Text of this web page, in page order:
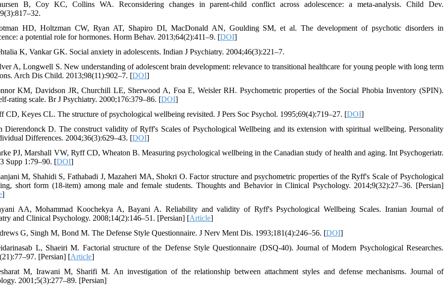
B, Coy KC, Collins WA. Reconsidering changes in parent-child conflict across adolescence: a meta-analysis. Child Dev.
HD, Holtzman CW, Ryan AT, Shapiro DI, MacDonald AN, Goulding SM, et al. The development of psychotic disorders in
a potential role for hormones. Horm Behav. 2013;64(2):411–9. [DOI]
K, Vankar GK. Social anxiety in adolescents. Indian J Psychiatry. 2004;46(3):221–7.
A, Longwell S. New understanding of adolescent brain development: relevance to transitional healthcare for young people with long term
Arch Dis Child. 2013;98(11):902–7. [DOI]
KM, Davidson JR, Churchill LE, Sherwood A, Foa E, Weisler RH. Psychometric properties of the Social Phobia Inventory (SPIN).
rating scale. Br J Psychiatry. 2000;176:379–86. [DOI]
CD, Keyes CL. The structure of psychological wellbeing revisited. J Pers Soc Psychol. 1995;69(4):719–27. [DOI]
Dierendonck D. The construct validity of Ryff's Scales of Psychological Wellbeing and its extension with spiritual wellbeing. Personality
Differences. 2004;36(3):629–43. [DOI]
PJ, Marshall VW, Ryff CD, Wheaton B. Measuring psychological wellbeing in the Canadian study of health and aging. Int Psychogeriatr.
Supp 1:79–90. [DOI]
M, Shahidi S, Fathabadi J, Mazaheri MA, Shokri O. Factor structure and psychometric properties of the Ryff's Scale of Psychological
short form (18-item) among male and female students. Thoughts and Behavior in Clinical Psychology. 2014;9(32):27–36. [Persian]
]
AA, Mohammad Koochekya A, Bayani A. Reliability and validity of Ryff's Psychological Wellbeing Scales. Iranian Journal of
and Clinical Psychology. 2008;14(2):146–51. [Persian] [Article]
G, Singh M, Bond M. The Defense Style Questionnaire. J Nerv Ment Dis. 1993;181(4):246–56. [DOI]
L, Shaeiri M. Factorial structure of the Defense Style Questionnaire (DSQ-40). Journal of Modern Psychological Researches.
[Persian] [Article]
M, Irawani M, Sharifi M. An investigation of the relationship between attachment styles and defense mechanisms. Journal of
2001;5(3):277–89. [Persian]